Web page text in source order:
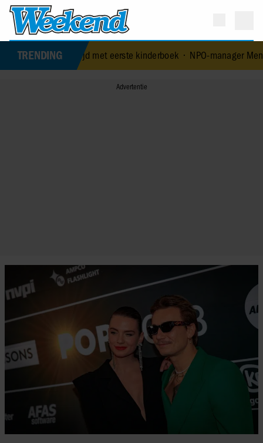
TRENDING
leeftijd met eerste kinderboek •NPO-manager Menno de